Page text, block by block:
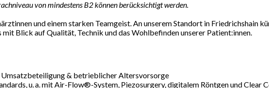
von mindestens B2 können berücksichtigt werden.
und einem starken Teamgeist. An unserem Standort in Friedrichshain
Blick auf Qualität, Technik und das Wohlbefinden unserer Patient:innen.
& betrieblicher Altersvorsorge
u. a. mit Air-Flow®-System, Piezosurgery, digitalem Röntgen und Clear